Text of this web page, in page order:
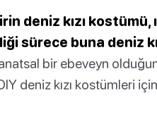
deniz kızı kostümü,
sürece buna deniz
bir ebeveyn
deniz kızı kostümleri